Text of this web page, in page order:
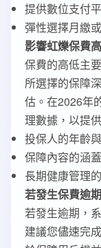
提供數位支付
彈性選擇月繳
影響虹爍保費
保費的高低主
所選擇的保障
估。在2026年
理數據，以提
投保人的年齡
保障內容的涵
長期健康管理
若發生保費逾
若發生逾期，
建議您儘速完